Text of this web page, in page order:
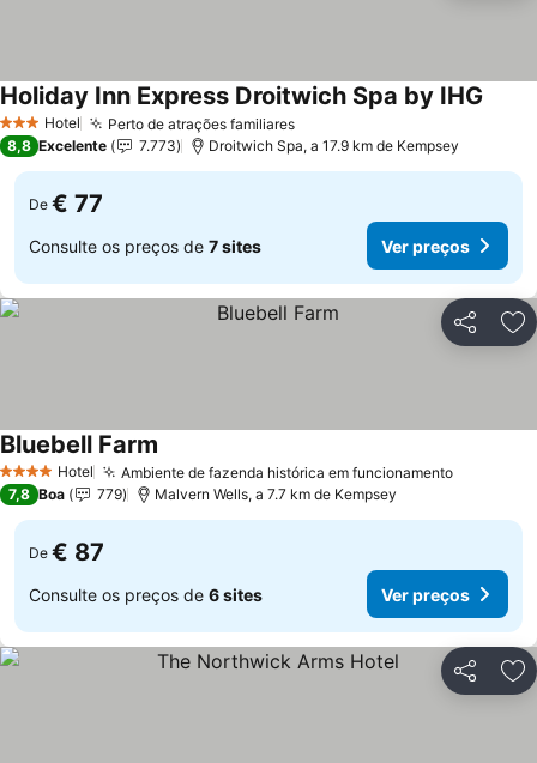
3 EstrelasHotel Perto de atrações familiares
Holiday Inn Express Droitwich Spa by IHG
8,8 Excelente 7.773 Droitwich Spa, a 17.9 km de Kempsey
De € 77
Consulte os preços de 7 sites Ver preços
Partilhar
4 EstrelasHotel Ambiente de fazenda histórica em funcionamento
Bluebell Farm
7,8 Boa 779 Malvern Wells, a 7.7 km de Kempsey
De € 87
Consulte os preços de 6 sites Ver preços
Partilhar